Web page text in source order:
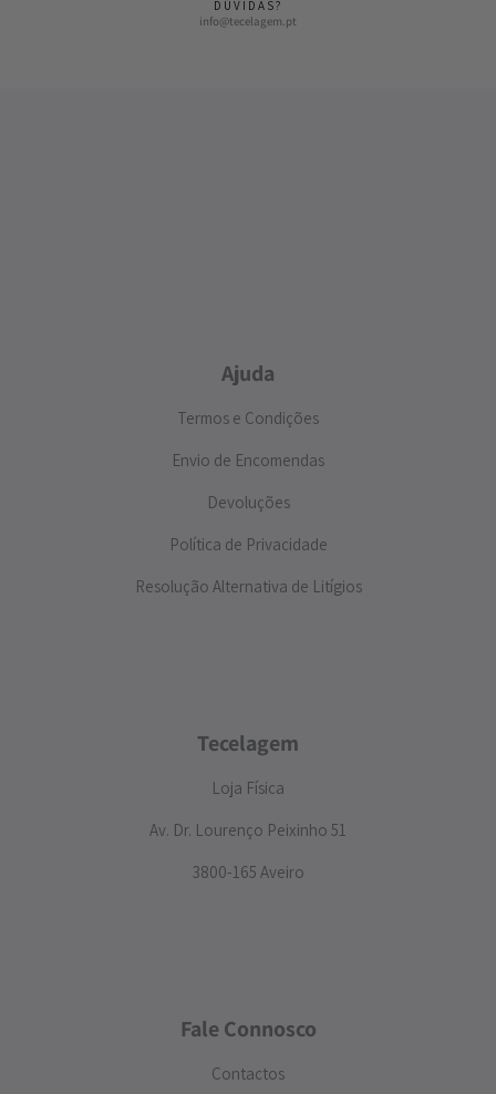
DÚVIDAS?
info@tecelagem.pt
Ajuda
Termos e Condições
Envio de Encomendas
Devoluções
Política de Privacidade
Resolução Alternativa de Litígios
Tecelagem
Loja Física
Av. Dr. Lourenço Peixinho 51
3800-165 Aveiro
Fale Connosco
Contactos